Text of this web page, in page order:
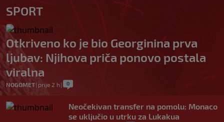
SPORT
Otkriveno ko je bio Georginina prva
ljubav: Njihova priča ponovo postala
viralna
NOGOMET| prije 2 h | 0
Neočekivan transfer na pomolu: Monaco
se uključio u utrku za Lukakua